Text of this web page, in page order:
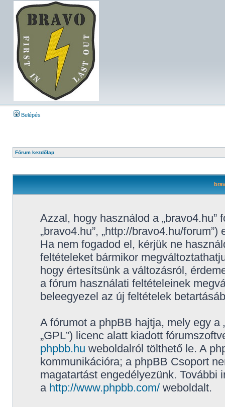
Belépés
Fórum kezdőlap
Azzal, hogy használod a „bravo4.hu”
„bravo4.hu”, „http://bravo4.hu/
Ha nem fogadod el, kérjük ne
feltételeket bármikor
hogy értesítsünk a változásról,
a fórum használati feltételeinek
beleegyezel az új feltételek
A fórumot a phpBB hajtja, mely egy a
„GPL”) licenc alatt kiadott
phpbb.hu weboldalról tölthető le. A
kommunikációra; a phpBB Csoport
magatartást engedélyezünk. További
a http://www.phpbb.com/ weboldalt.